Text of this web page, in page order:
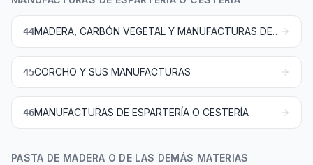
44 MADERA, CARBÓN VEGETAL Y MANUFACTURAS DE MADERA
45CORCHO Y SUS MANUFACTURAS
46MANUFACTURAS DE ESPARTERÍA O CESTERÍA
PASTA DE MADERA O DE LAS DEMÁS MATERIAS